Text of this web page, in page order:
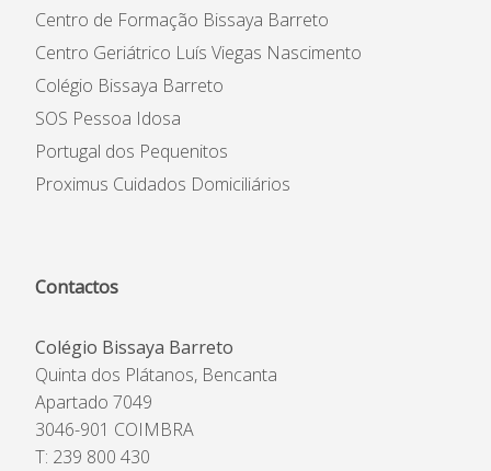
Centro de Formação Bissaya Barreto
Centro Geriátrico Luís Viegas Nascimento
Colégio Bissaya Barreto
SOS Pessoa Idosa
Portugal dos Pequenitos
Proximus Cuidados Domiciliários
Contactos
Colégio Bissaya Barreto
Quinta dos Plátanos, Bencanta
Apartado 7049
3046-901 COIMBRA
T: 239 800 430